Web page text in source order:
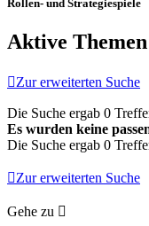
Rollen- und Strategiespiele
Aktive Themen
Zur erweiterten Suche
Die Suche ergab 0
Es wurden keine
Die Suche ergab 0
Zur erweiterten Suche
Gehe zu